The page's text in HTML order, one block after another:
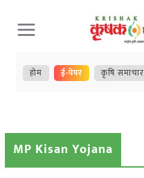
Skip
to
content
होम ई-पेपर कृषि समाचार
MP Kisan Yojana